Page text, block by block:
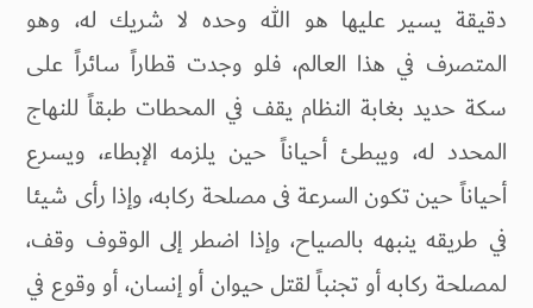
دقيقة يسير عليها هو الله وحده لا شريك له، وهو
المتصرف في هذا العالم، فلو وجدت قطاراً سائراً على
سكة حديد بغابة النظام يقف في المحطات طبقاً للنهاج
المحدد له، ويبطئ أحياناً حين يلزمه الإبطاء، ويسرع
أحياناً حين تكون السرعة فى مصلحة ركابه، وإذا رأى شيئا
في طريقه ينبهه بالصياح، وإذا اضطر إلى الوقوف وقف،
لمصلحة ركابه أو تجنباً لقتل حيوان أو إنسان، أو وقوع في